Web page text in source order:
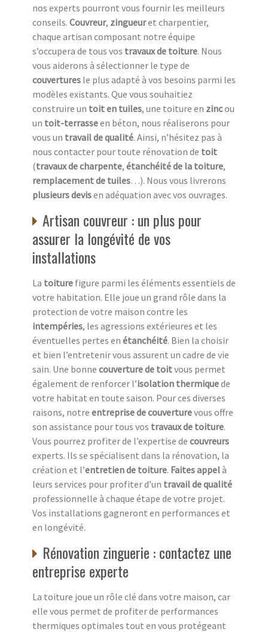
nos experts pourront vous fournir les meilleurs
conseils. Couvreur, zingueuret charpentier,
chaque artisan composant notre équipe
s’occupera de tous vos travaux de toiture. Nous
vous aiderons à sélectionner le type de
couvertures le plus adapté à vos besoins parmi les
modèles existants. Que vous souhaitiez
construire un toit en tuiles, une toiture en zincou
un toit-terrasseen béton, nous réaliserons pour
vous un travail de qualité. Ainsi, n’hésitez pas à
nous contacter pour toute rénovation de toit
(travaux de charpente, étanchéité de la toiture,
remplacement de tuiles…). Nous vous livrerons
plusieurs devisen adéquation avec vos ouvrages.
Artisan couvreur : un plus pour
assurer la longévité de vos
installations
La toiture figure parmi les éléments essentiels de
votre habitation. Elle joue un grand rôle dans la
protection de votre maison contre les
intempéries, les agressions extérieures et les
éventuelles pertes en étanchéité. Bien la choisir
et bien l’entretenir vous assurent un cadre de vie
sain. Une bonne couverture de toitvous permet
également de renforcer l’isolation thermiquede
votre habitat en toute saison. Pour ces diverses
raisons, notre entreprise de couverturevous offre
son assistance pour tous vos travaux de toiture.
Vous pourrez profiter de l’expertise de couvreurs
experts. Ils se spécialisent dans la rénovation, la
création et l’entretien de toiture. Faites appelà
leurs services pour profiter d’un travail de qualité
professionnelle à chaque étape de votre projet.
Vos installations gagneront en performances et
en longévité.
Rénovation zinguerie : contactez une
entreprise experte
La toiture joue un rôle clé dans votre maison, car
elle vous permet de profiter de performances
thermiques optimales tout en vous protégeant